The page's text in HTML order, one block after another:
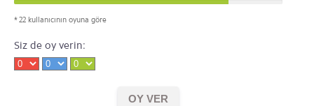
* 22 kullanıcının oyuna göre
Siz de oy verin: